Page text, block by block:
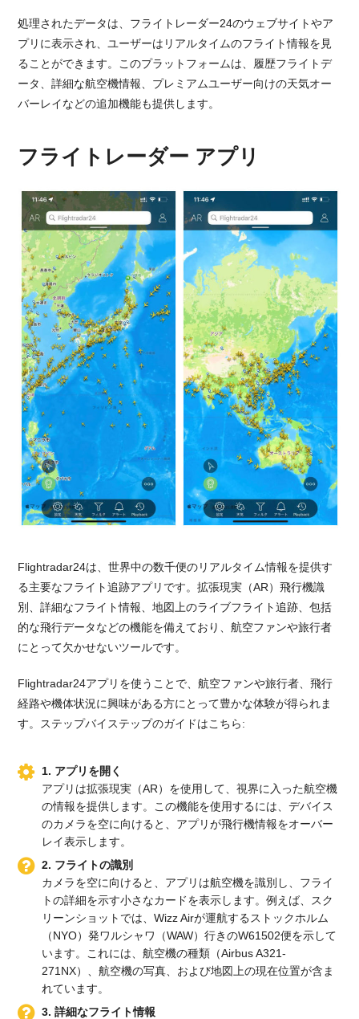
処理されたデータは、フライトレーダー24のウェブサイトやア
プリに表示され、ユーザーはリアルタイムのフライト情報を見
ることができます。このプラットフォームは、履歴フライトデ
ータ、詳細な航空機情報、プレミアムユーザー向けの天気オー
バーレイなどの追加機能も提供します。
フライトレーダー アプリ
Flightradar24は、世界中の数千便のリアルタイム情報を提供す
る主要なフライト追跡アプリです。拡張現実（AR）飛行機識
別、詳細なフライト情報、地図上のライブフライト追跡、包括
的な飛行データなどの機能を備えており、航空ファンや旅行者
にとって欠かせないツールです。
Flightradar24アプリを使うことで、航空ファンや旅行者、飛行
経路や機体状況に興味がある方にとって豊かな体験が得られま
す。ステップバイステップのガイドはこちら:
1. アプリを開く
アプリは拡張現実（AR）を使用して、視界に入った航空機
の情報を提供します。この機能を使用するには、デバイス
のカメラを空に向けると、アプリが飛行機情報をオーバー
レイ表示します。
2. フライトの識別
カメラを空に向けると、アプリは航空機を識別し、フライ
トの詳細を示す小さなカードを表示します。例えば、スク
リーンショットでは、Wizz Airが運航するストックホルム
（NYO）発ワルシャワ（WAW）行きのW61502便を示して
います。これには、航空機の種類（Airbus A321-
271NX）、航空機の写真、および地図上の現在位置が含ま
れています。
3. 詳細なフライト情報